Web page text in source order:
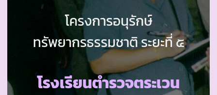
โครงการอนุรักษ์
ทรัพยากรธรรมชาติ ระยะที่ ๕
โรงเรียนตำรวจตระเวน